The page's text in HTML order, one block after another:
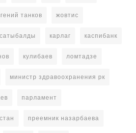
танков жовтис
карлаг каспибанк
кулибаев ломтадзе
министр здравоохранения рк
парламент
преемник назарбаева